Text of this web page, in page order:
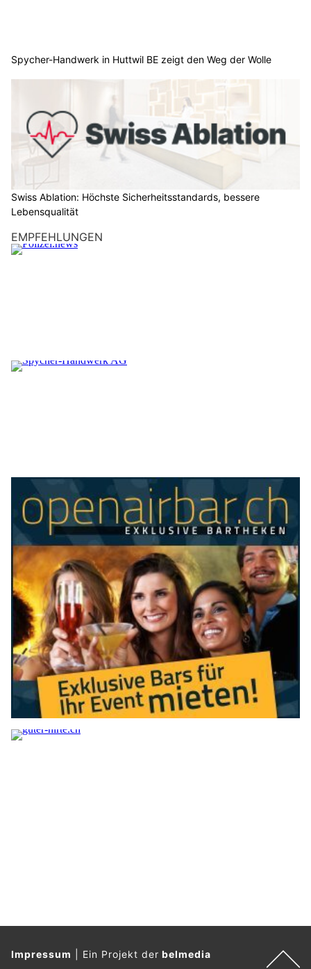
Spycher-Handwerk in Huttwil BE zeigt den Weg der Wolle
Swiss Ablation: Höchste Sicherheitsstandards, bessere
Lebensqualität
EMPFEHLUNGEN
Impressum Ein Projekt derbelmedia